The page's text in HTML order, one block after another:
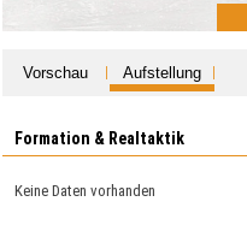
Vorschau Aufstellung
Formation & Realtaktik
Keine Daten vorhanden